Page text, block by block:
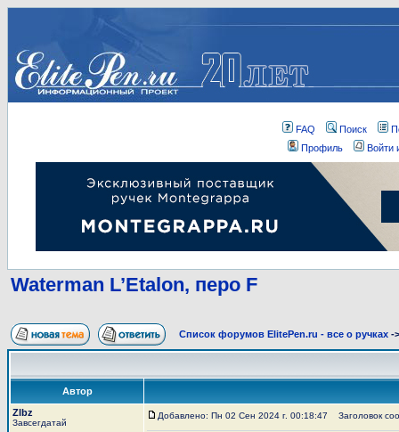
FAQ Поиск
Профиль
Войти
Waterman L’Etalon, перо F
Список форумов ElitePen.ru - все о ручках -
Автор
Zlbz
Завсегдатай
Добавлено: Пн 02 Сен 2024 г. 00:18:47 Заголовок